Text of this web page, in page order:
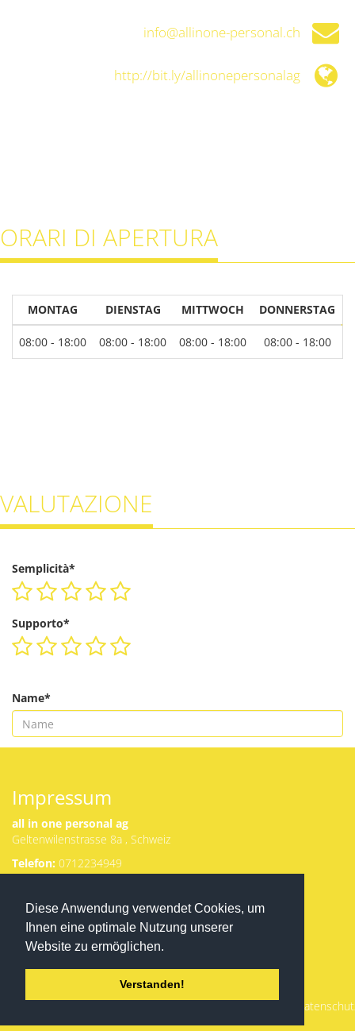
Diese Anwendung verwendet Cookies, um
Ihnen eine optimale Nutzung unserer
Website zu ermöglichen.
Verstanden!
info@allinone-personal.ch
http://bit.ly/allinonepersonalag
ORARI DI APERTURA
MONTAG DIENSTAG MITTWOCH DONNERSTAG
08:00 - 18:00 08:00 - 18:00 08:00 - 18:00 08:00 - 18:00
VALUTAZIONE
Semplicità*
Supporto*
Name*
Impressum
all in one personal ag
Geltenwilenstrasse 8a , Schweiz
Telefon: 0712234949
personal.ch
Ansprechpartner:
Gianluca Matranga
Registrierungsdetails:
von Appstore
oder Google